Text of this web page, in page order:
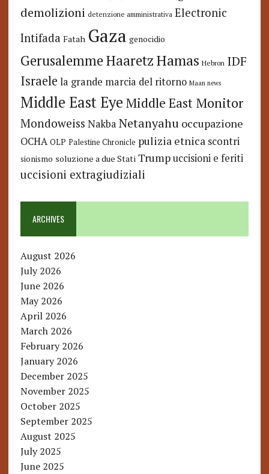
demolizioni detenzione amministrativa Electronic
Intifada Fatah Gaza genocidio
GerusalemmeHaaretzHamas Hebron IDF
Israele la grande marcia del ritorno Maan news
Middle East Eye Middle East Monitor
Mondoweiss Nakba Netanyahu occupazione
OCHA OLP Palestine Chronicle pulizia etnica scontri
sionismo soluzione a due Stati Trump uccisioni e feriti
uccisioni extragiudiziali
ARCHIVES
August 2026
July 2026
June 2026
May 2026
April 2026
March 2026
February 2026
January 2026
December 2025
November 2025
October 2025
September 2025
August 2025
July 2025
June 2025